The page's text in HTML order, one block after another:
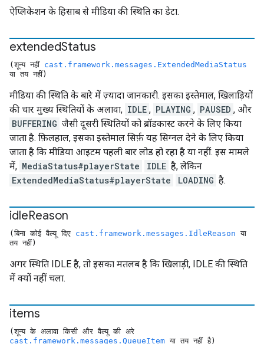
ऐप्लिकेशन के हिसाब से मीडिया की स्थिति का डेटा.
extendedStatus
(शून्य नहीं cast.framework.messages.ExtendedMediaStatus
या तय नहीं)
मीडिया की स्थिति के बारे में ज़्यादा जानकारी. इसका इस्तेमाल, खिलाड़ियों
की चार मुख्य स्थितियों के अलावा, IDLE , PLAYING , PAUSED , और
BUFFERING जैसी दूसरी स्थितियों को ब्रॉडकास्ट करने के लिए किया
जाता है. फ़िलहाल, इसका इस्तेमाल सिर्फ़ यह सिग्नल देने के लिए किया
जाता है कि मीडिया आइटम पहली बार लोड हो रहा है या नहीं. इस मामले
में, MediaStatus#playerState IDLE है, लेकिन
ExtendedMediaStatus#playerState
LOADING है.
idleReason
(बिना कोई वैल्यू दिए cast.framework.messages.IdleReason या
तय नहीं)
अगर स्थिति IDLE है, तो इसका मतलब है कि खिलाड़ी, IDLE की स्थिति
में क्यों नहीं चला.
items
(शून्य के अलावा किसी और वैल्यू की अरे
cast.framework.messages.QueueItem या तय नहीं है)